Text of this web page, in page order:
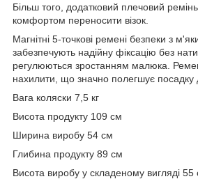
Більш того, додатковий плечовий
комфортом переносити візок.
Магнітні 5-точкові ремені безпеки з
забезпечують надійну фіксацію без
регулюються зростанням малюка.
нахилити, що значно полегшує посадку
Вага коляски 7,5 кг
Висота продукту 109 см
Ширина виробу 54 см
Глибина продукту 89 см
Висота виробу у складеному вигляді 55